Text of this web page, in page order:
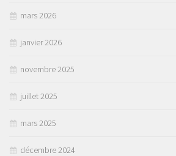
mars 2026
janvier 2026
novembre 2025
juillet 2025
mars 2025
décembre 2024